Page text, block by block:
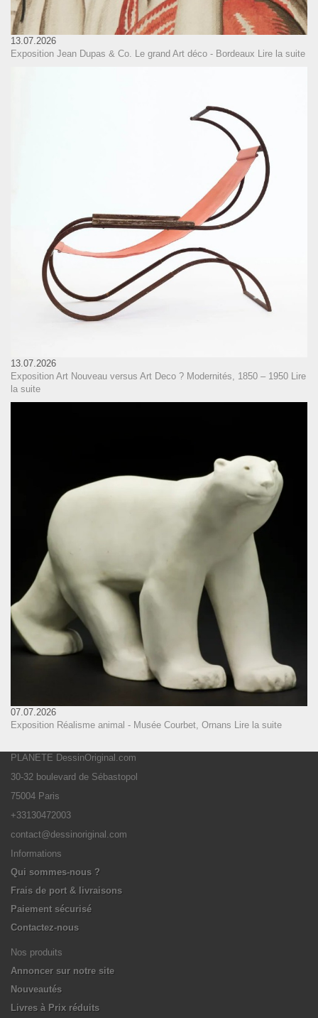
13.07.2026
Exposition Jean Dupas & Co. Le grand Art déco - Bordeaux Lire la suite
13.07.2026
Exposition Art Nouveau versus Art Deco ? Modernités, 1850 – 1950 Lire
la suite
07.07.2026
Exposition Réalisme animal - Musée Courbet, Ornans Lire la suite
PLANETE DessinOriginal.com
30-32 boulevard de Sébastopol
75004 Paris
+33130472003
contact@dessinoriginal.com
Informations
Qui sommes-nous ?
Frais de port & livraisons
Paiement sécurisé
Contactez-nous
Nos produits
Annoncer sur notre site
Nouveautés
Livres à Prix réduits